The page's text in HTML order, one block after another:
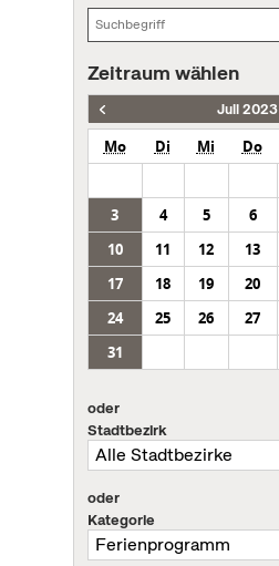
Zeitraum wählen
Juli 2023
Mo Di Mi Do
3
4 5 6
10
11 12 13
17
18 19 20
24
25 26 27
31
oder
Stadtbezirk
oder
Kategorie